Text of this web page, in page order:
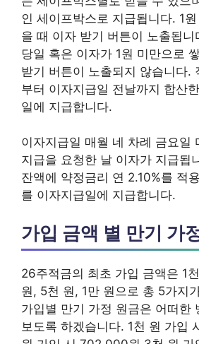
인 세이프박스로 지급됩니다. 1
을 때 이자 받기 버튼이 노출됩니
당일 혹은 이자가 1원 미만으로
받기 버튼이 노출되지 않습니다.
부터 이자지급일 전날까지 합산
일에 지급합니다.
이자지급일 매월 네 차례 금요일
지급을 요청한 날 이자가 지급됩
잔액에 약정금리 연 2.10%를 적
를 이자지급일에 지급합니다.
가입 금액 별 만기 가
26주적금의 최초 가입 금액은 1
원, 5천 원, 1만 원으로 총 5가지
가입별 만기 가정 원금은 어떠한
보도록 하겠습니다. 1천 원 가입